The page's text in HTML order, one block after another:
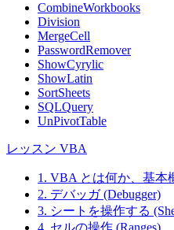
CombineWorkbooks
Division
MergeCell
PasswordRemover
ShowCyrylic
ShowLatin
SortSheets
SQLQuery
UnPivotTable
レッスン VBA
1. VBA とは何か、基本
2. デバッガ (Debugger)
3. シートを操作する